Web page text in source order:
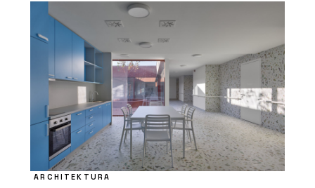
ARCHITEKTURA